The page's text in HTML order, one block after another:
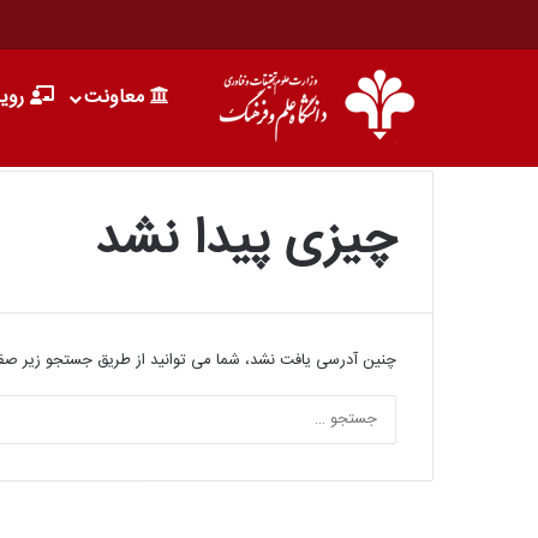
معاونت
چیزی پیدا نشد
چنین آدرسی یافت نشد، شما می توانید از طریق جستجو زیر
فراخوان پروژه‌های همکاری تحقیقاتی
علوم طبیعی چین (NSFC)